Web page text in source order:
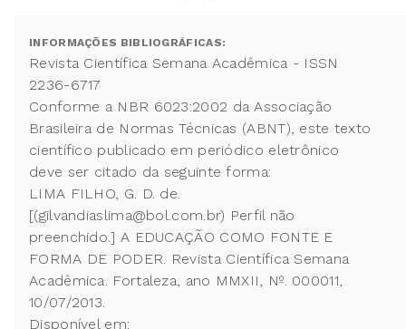
INFORMAÇÕES BIBLIOGRÁFICAS:
Revista Científica Semana Acadêmica - ISSN
2236-6717
Conforme a NBR 6023:2002 da Associação
Brasileira de Normas Técnicas (ABNT), este texto
científico publicado em periódico eletrônico
deve ser citado da seguinte forma:
LIMA FILHO, G. D. de.
[(gilvandiaslima@bol.com.br) Perfil não
preenchido.] A EDUCAÇÃO COMO FONTE E
FORMA DE PODER. Revista Científica Semana
Acadêmica. Fortaleza, ano MMXII, Nº. 000011,
10/07/2013.
Disponível em: